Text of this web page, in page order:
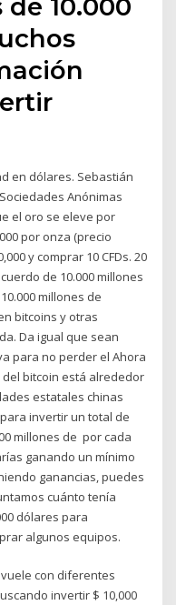
en dólares. Sebastián
Anónimas
el oro se eleve por
por onza (precio
y comprar 10 CFDs. 20
de 10.000 millones
millones de
bitcoins y otras
Da igual que sean
para no perder el Ahora
bitcoin está alrededor
estatales chinas
invertir un total de
millones de por cada
ganando un mínimo
ganancias, puedes
cuánto tenía
dólares para
algunos equipos.
con diferentes
invertir $ 10,000